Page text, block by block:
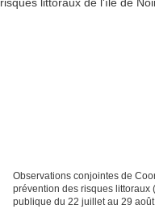
Observations conjointes de
prévention des risques littoraux
publique du 22 juillet au 29